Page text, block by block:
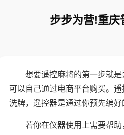
步步为营!重
想要遥控麻将的第一步就
可以自己通过电商平台购买。
洗牌，遥控器是通过你预先编好
若你在仪器使用上需要帮